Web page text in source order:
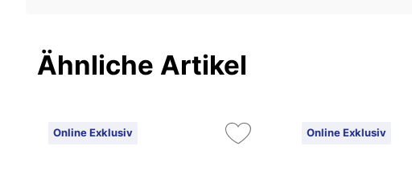
Ähnliche Artikel
Online Exklusiv Online Exklusiv